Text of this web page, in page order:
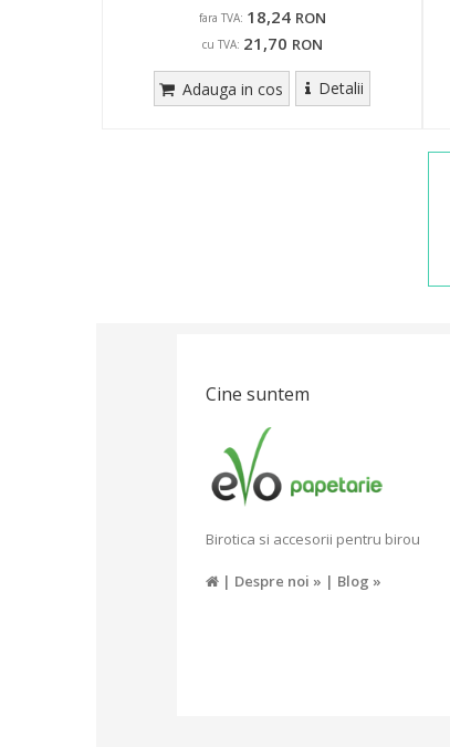
fara TVA: 18,24 RON
cu TVA: 21,70 RON
Adauga in cos Detalii
Cine suntem
Birotica si accesorii pentru birou
| Despre noi » | Blog »